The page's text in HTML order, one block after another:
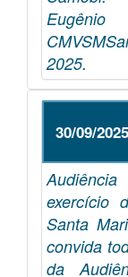
2025.
30/09/2025
exercício
Santa
convida
da